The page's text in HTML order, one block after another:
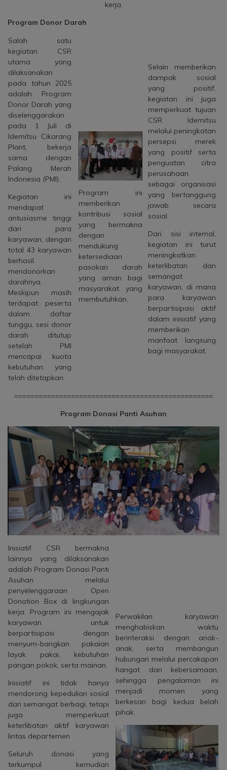
kerja.
Program Donor Darah
Salah satu
kegiatan CSR
utama yang
dilaksanakan
pada tahun 2025
adalah Program
Donor Darah yang
diselenggarakan
pada 1 Juli di
Idemitsu Cikarang
Plant, bekerja
sama dengan
Palang Merah
Indonesia (PMI).
Kegiatan ini
mendapat
antusiasme tinggi
dari para
karyawan, dengan
total 43 karyawan
berhasil
mendonorkan
darahnya.
Meskipun masih
terdapat peserta
dalam daftar
tunggu, sesi donor
darah ditutup
setelah PMI
mencapai kuota
kebutuhan yang
telah ditetapkan.
Program ini
memberikan
kontribusi sosial
yang bermakna
dengan
mendukung
ketersediaan
pasokan darah
yang aman bagi
masyarakat yang
membutuhkan.
Selain memberikan
dampak sosial
yang positif,
kegiatan ini juga
memperkuat tujuan
CSR Idemitsu
melalui peningkatan
persepsi merek
yang positif serta
penguatan citra
perusahaan
sebagai organisasi
yang bertanggung
jawab secara
sosial.
Dari sisi internal,
kegiatan ini turut
meningkatkan
keterlibatan dan
semangat
karyawan, di mana
para karyawan
berpartisipasi aktif
dalam inisiatif yang
memberikan
manfaat langsung
bagi masyarakat.
=================================================
Program Donasi Panti Asuhan
Inisiatif CSR bermakna
lainnya yang dilaksanakan
adalah Program Donasi Panti
Asuhan melalui
penyelenggaraan Open
Donation Box di lingkungan
kerja. Program ini mengajak
karyawan untuk
berpartisipasi dengan
menyum-bangkan pakaian
layak pakai, kebutuhan
pangan pokok, serta mainan.
Inisiatif ini tidak hanya
mendorong kepedulian sosial
dan semangat berbagi, tetapi
juga memperkuat
keterlibatan aktif karyawan
lintas departemen
Seluruh donasi yang
terkumpul kemudian
Perwakilan karyawan
menghabiskan waktu
berinteraksi dengan anak-
anak, serta membangun
hubungan melalui percakapan
hangat dan kebersamaan,
sehingga pengalaman ini
menjadi momen yang
berkesan bagi kedua belah
pihak.